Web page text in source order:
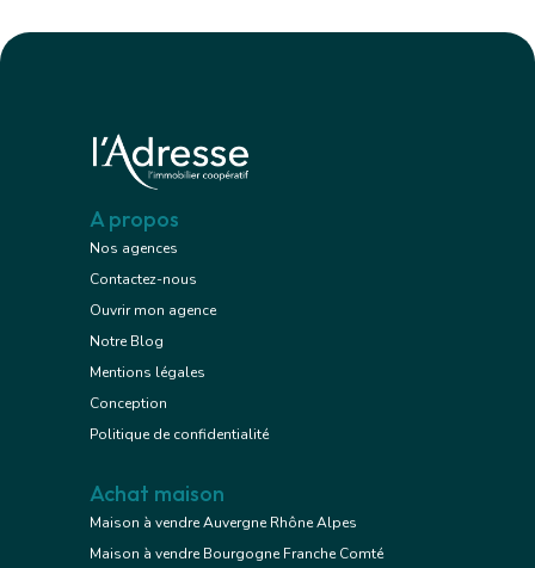
A propos
Nos agences
Contactez-nous
Ouvrir mon agence
Notre Blog
Mentions légales
Conception
Politique de confidentialité
Achat maison
Maison à vendre Auvergne Rhône Alpes
Maison à vendre Bourgogne Franche Comté